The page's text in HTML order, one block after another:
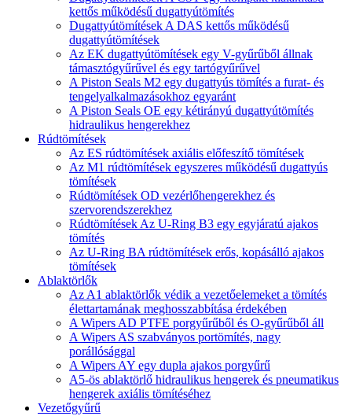
kettős működésű dugattyútömítés
Dugattyútömítések A DAS kettős működésű
dugattyútömítések
Az EK dugattyútömítések egy V-gyűrűből állnak
támasztógyűrűvel és egy tartógyűrűvel
A Piston Seals M2 egy dugattyús tömítés a furat- és
tengelyalkalmazásokhoz egyaránt
A Piston Seals OE egy kétirányú dugattyútömítés
hidraulikus hengerekhez
Rúdtömítések
Az ES rúdtömítések axiális előfeszítő tömítések
Az M1 rúdtömítések egyszeres működésű dugattyús
tömítések
Rúdtömítések OD vezérlőhengerekhez és
szervorendszerekhez
Rúdtömítések Az U-Ring B3 egy egyjáratú ajakos
tömítés
Az U-Ring BA rúdtömítések erős, kopásálló ajakos
tömítések
Ablaktörlők
Az A1 ablaktörlők védik a vezetőelemeket a tömítés
élettartamának meghosszabbítása érdekében
A Wipers AD PTFE porgyűrűből és O-gyűrűből áll
A Wipers AS szabványos portömítés, nagy
porállósággal
A Wipers AY egy dupla ajakos porgyűrű
A5-ös ablaktörlő hidraulikus hengerek és pneumatikus
hengerek axiális tömítéséhez
Vezetőgyűrű